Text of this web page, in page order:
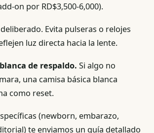
on por RD$3,500-6,000).
Evita pulseras o relojes
luz directa hacia la lente.
de respaldo. Si algo no
una camisa básica blanca
como reset.
(newborn, embarazo,
te enviamos un guía detallado